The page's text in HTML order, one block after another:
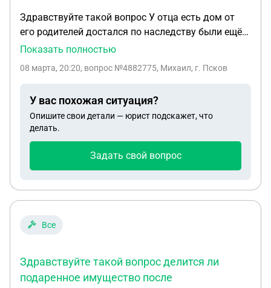
Здравствуйте такой вопрос У отца есть дом от
его родителей достался по наследству были ещё
наследника но они отказались от доли и
он не вступил в наследство Дом сгорел этой
наследство ? И приватизировать земельный
участок ( не размежованный) и не в
собственности его родителей
Показать полностью
08 марта, 20:20, вопрос №4882775, Михаил, г. Псков
У вас похожая ситуация?
Опишите свои детали — юрист подскажет, что
делать.
Задать свой вопрос
Все
Здравствуйте такой вопрос делится ли
подаренное имущество после